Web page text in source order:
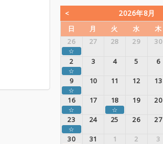
2026年8月
日 月 火 水 木
26
27 28 29 30
☆
2 3 4 5 6
☆
9 10 11 12 13
☆
16 17 18 19 20
☆ ☆
23 24 25 26 27
☆
30 31 1 2 3